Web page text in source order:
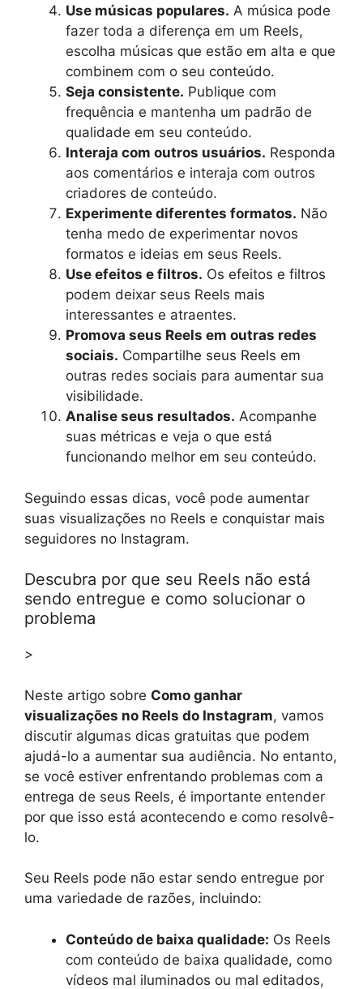
Use músicas populares. A música pode
fazer toda a diferença em um Reels,
escolha músicas que estão em alta e que
combinem com o seu conteúdo.
Seja consistente. Publique com
frequência e mantenha um padrão de
qualidade em seu conteúdo.
Interaja com outros usuários. Responda
aos comentários e interaja com outros
criadores de conteúdo.
Experimente diferentes formatos. Não
tenha medo de experimentar novos
formatos e ideias em seus Reels.
Use efeitos e filtros. Os efeitos e filtros
podem deixar seus Reels mais
interessantes e atraentes.
Promova seus Reels em outras redes
sociais. Compartilhe seus Reels em
outras redes sociais para aumentar sua
visibilidade.
Analise seus resultados. Acompanhe
suas métricas e veja o que está
funcionando melhor em seu conteúdo.
Seguindo essas dicas, você pode aumentar
suas visualizações no Reels e conquistar mais
seguidores no Instagram.
Descubra por que seu Reels não está
sendo entregue e como solucionar o
problema
>
Neste artigo sobre Como ganhar
visualizações no Reels do Instagram, vamos
discutir algumas dicas gratuitas que podem
ajudá-lo a aumentar sua audiência. No entanto,
se você estiver enfrentando problemas com a
entrega de seus Reels, é importante entender
por que isso está acontecendo e como resolvê-
lo.
Seu Reels pode não estar sendo entregue por
uma variedade de razões, incluindo:
Conteúdo de baixa qualidade: Os Reels
com conteúdo de baixa qualidade, como
vídeos mal iluminados ou mal editados,